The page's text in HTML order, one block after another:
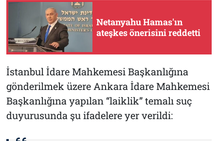
Netanyahu Hamas'ın
ateşkes önerisini reddetti
İstanbul İdare Mahkemesi Başkanlığına
gönderilmek üzere Ankara İdare Mahkemesi
Başkanlığına yapılan “laiklik” temalı suç
duyurusunda şu ifadelere yer verildi: